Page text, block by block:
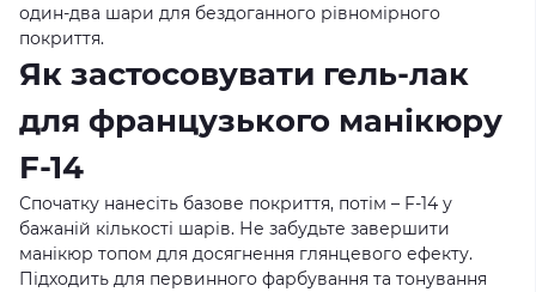
один-два шари для бездоганного рівномірного
покриття.
Як застосовувати гель-лак
для французького манікюру
F-14
Спочатку нанесіть базове покриття, потім – F-14 у
бажаній кількості шарів. Не забудьте завершити
манікюр топом для досягнення глянцевого ефекту.
Підходить для первинного фарбування та тонування